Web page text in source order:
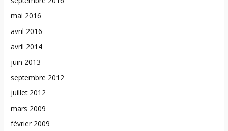
mai 2016
avril 2016
avril 2014
juin 2013
septembre 2012
juillet 2012
mars 2009
février 2009